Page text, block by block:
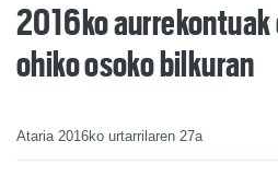
2016ko
ohiko osoko bilkuran
Ataria 2016ko urtarrilaren 27a